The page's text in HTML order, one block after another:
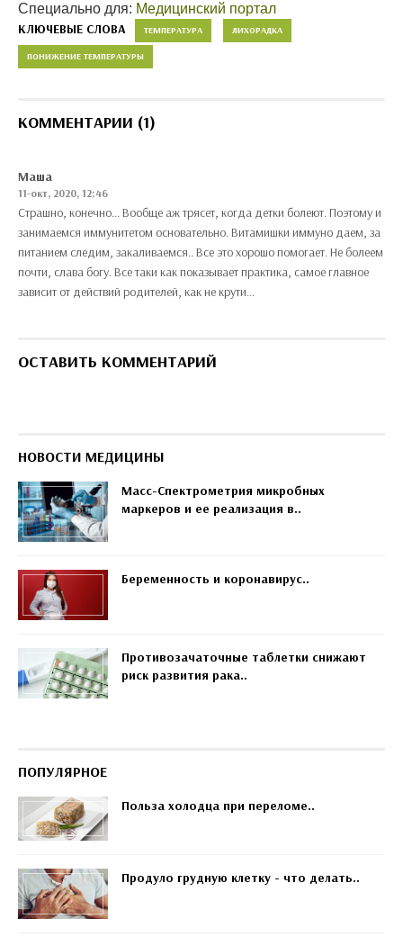
Специально для: Медицинский портал
КЛЮЧЕВЫЕ СЛОВА ТЕМПЕРАТУРА ЛИХОРАДКА
ПОНИЖЕНИЕ ТЕМПЕРАТУРЫ
КОММЕНТАРИИ (1)
Маша
11-окт, 2020, 12:46
Страшно, конечно... Вообще аж трясет, когда детки болеют. Поэтому и
занимаемся иммунитетом основательно. Витамишки иммуно даем, за
питанием следим, закаливаемся.. Все это хорошо помогает. Не болеем
почти, слава богу. Все таки как показывает практика, самое главное
зависит от действий родителей, как не крути...
ОСТАВИТЬ КОММЕНТАРИЙ
НОВОСТИ МЕДИЦИНЫ
Масс-Спектрометрия микробных
маркеров и ее реализация в..
Беременность и коронавирус..
Противозачаточные таблетки снижают
риск развития рака..
ПОПУЛЯРНОЕ
Польза холодца при переломе..
Продуло грудную клетку - что делать..